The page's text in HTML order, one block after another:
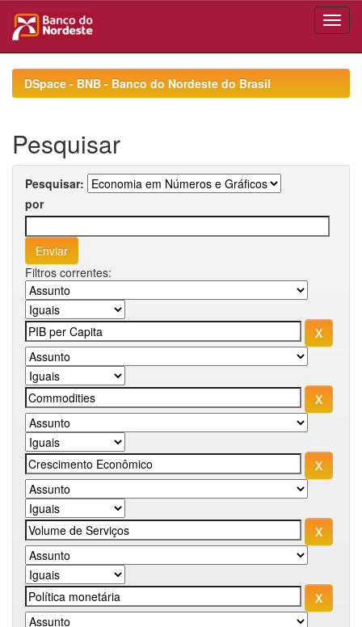
navigationDSpace - BNB - Banco do Nordeste do Brasil
Pesquisar
Pesquisar:
por
Filtros correntes: